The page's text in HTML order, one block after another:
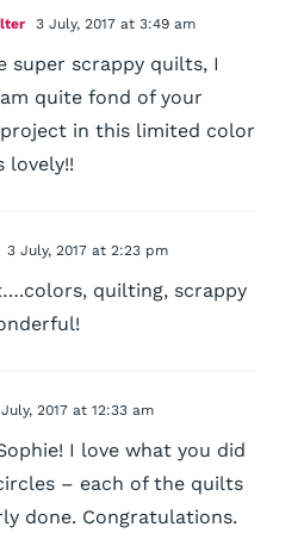
3 July, 2017 at 3:49 am
super scrappy quilts, I
quite fond of your
in this limited color
lovely!!
3 July, 2017 at 2:23 pm
quilting, scrappy
2017 at 12:33 am
I love what you did
– each of the quilts
done. Congratulations.